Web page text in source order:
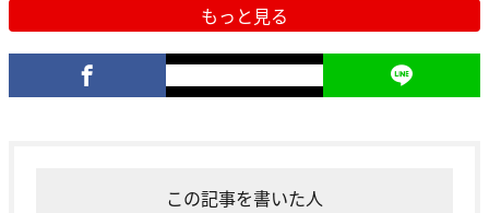
もっと見る
この記事を書いた人